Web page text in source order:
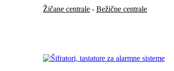
Žičane centrale - Bežične centrale